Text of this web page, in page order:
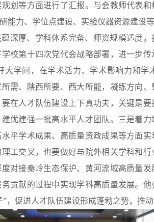
划等方面进行了汇报。与会教师代表
能力、学位点建设、实验仪器资源建设
深厚、学科体系完备、师资规模适度
校第十四次党代会战略部署，进一步
大学问，在学术活力、学术影响力和学
需、陕西所要、西大所能，凝练方向
在人才队伍建设上下真功夫，关键是
优建强一批高水平人才团队。三是着
平学术成果、高质量资政成果等方面
工交叉，也要做好与院外相关学科和
对接秦岭生态保护、黄河流域高质量发
贡献的过程中实现学科高质量发展。
，促进人才队伍建设形成蓬勃之势，推动